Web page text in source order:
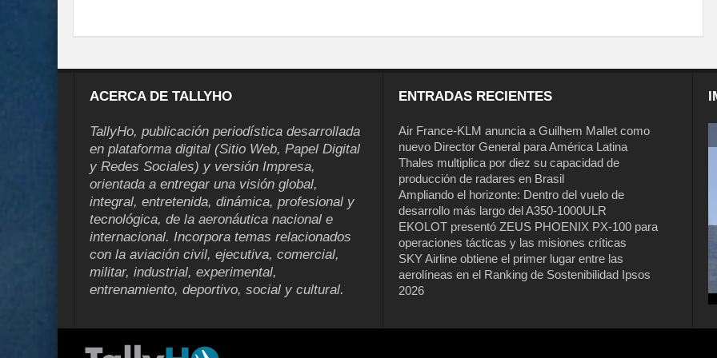
ACERCA DE TALLYHO
TallyHo, publicación periodística desarrollada
en plataforma digital (Sitio Web, Papel Digital
y Redes Sociales) y versión Impresa,
orientada a entregar una visión global,
integral, entretenida, dinámica, profesional y
tecnológica, de la aeronáutica nacional e
internacional. Incorpora temas relacionados
con la aviación civil, ejecutiva, comercial,
militar, industrial, experimental,
entrenamiento, deportivo, social y cultural.
ENTRADAS RECIENTES
Air France-KLM anuncia a Guilhem Mallet como
nuevo Director General para América Latina
Thales multiplica por diez su capacidad de
producción de radares en Brasil
Ampliando el horizonte: Dentro del vuelo de
desarrollo más largo del A350-1000ULR
EKOLOT presentó ZEUS PHOENIX PX-100 para
operaciones tácticas y las misiones críticas
SKY Airline obtiene el primer lugar entre las
aerolíneas en el Ranking de Sostenibilidad Ipsos
2026
Air France-KLM anuncia a Guilhem
Mallet como nuevo Director General
para América Latina